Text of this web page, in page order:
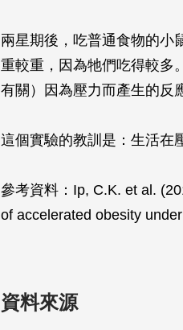
兩星期後，吃普通食物的小
重較重，因為牠們吃得較多
有關）因為壓力而產生的反
這個實驗的教訓是：生活在
參考資料：Ip, C.K. et al.
of accelerated obesity
資料來源